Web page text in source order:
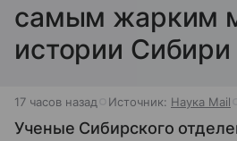
самым жарким
истории Сибири
17 часов назад Источник: Наука Mail
Ученые Сибирского